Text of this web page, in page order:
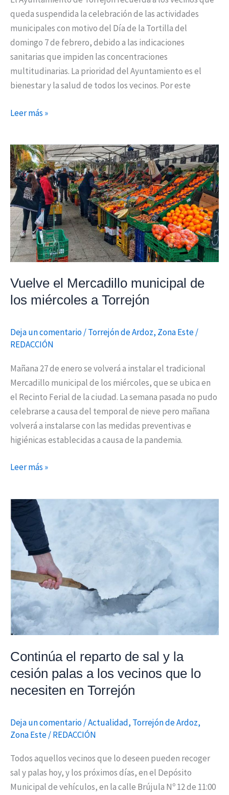
queda suspendida la celebración de las actividades
municipales con motivo del Día de la Tortilla del
domingo 7 de febrero, debido a las indicaciones
sanitarias que impiden las concentraciones
multitudinarias. La prioridad del Ayuntamiento es el
bienestar y la salud de todos los vecinos. Por este
Leer más »
Vuelve el Mercadillo municipal de
los miércoles a Torrejón
Deja un comentario/Torrejón de Ardoz, Zona Este/
REDACCIÓN
Mañana 27 de enero se volverá a instalar el tradicional
Mercadillo municipal de los miércoles, que se ubica en
el Recinto Ferial de la ciudad. La semana pasada no pudo
celebrarse a causa del temporal de nieve pero mañana
volverá a instalarse con las medidas preventivas e
higiénicas establecidas a causa de la pandemia.
Vuelve
el
Mercadillo
municipal
de
los
miércoles
a
Torrejón
Leer más »
Continúa el reparto de sal y la
cesión palas a los vecinos que lo
necesiten en Torrejón
Deja un comentario/Actualidad, Torrejón de Ardoz,
Zona Este/REDACCIÓN
Todos aquellos vecinos que lo deseen pueden recoger
sal y palas hoy, y los próximos días, en el Depósito
Municipal de vehículos, en la calle Brújula Nº 12 de 11:00
Continúa
el
reparto
de
y
la
cesión
palas
a
vecinos
que
lo
en
Torrejón